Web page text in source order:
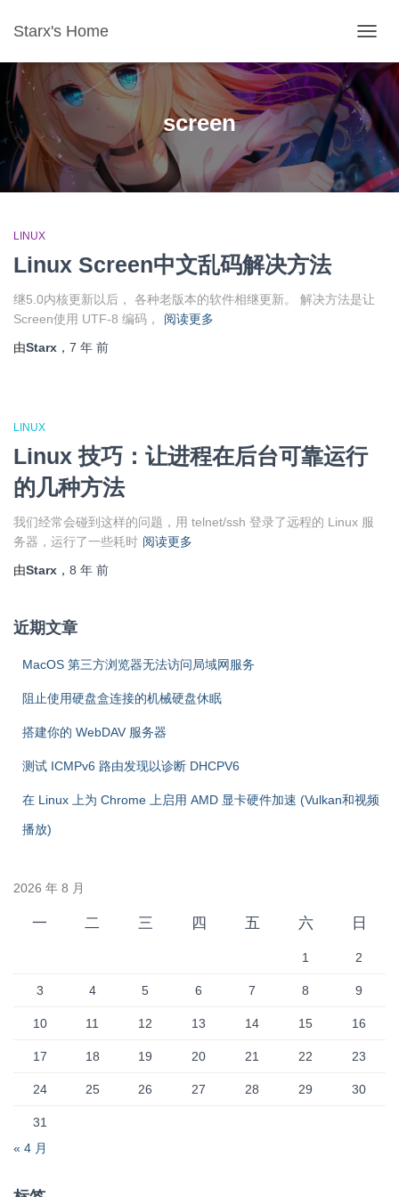
Starx's Home
screen
LINUX
Linux Screen中文乱码解决方法
继5.0内核更新以后， 各种老版本的软件相继更新。 解决方法是让
Screen使用 UTF-8 编码，
阅读更多
由Starx ， 7 年 前
LINUX
Linux 技巧：让进程在后台可靠运行
的几种方法
我们经常会碰到这样的问题，用 telnet/ssh 登录了远程的 Linux 服
务器，运行了一些耗时 阅读更多
由Starx ， 8 年 前
近期文章
MacOS 第三方浏览器无法访问局域网服务
阻止使用硬盘盒连接的机械硬盘休眠
搭建你的 WebDAV 服务器
测试 ICMPv6 路由发现以诊断 DHCPV6
在 Linux 上为 Chrome 上启用 AMD 显卡硬件加速 (Vulkan和视频
播放)
2026 年 8 月
一 二 三 四 五 六 日
1 2
3 4 5 6 7 8 9
10 11 12 13 14 15 16
17 18 19 20 21 22 23
24 25 26 27 28 29 30
31
« 4 月